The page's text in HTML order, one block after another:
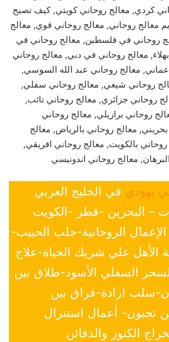
كردي, معالج روحاني كويتي, كيف تصبح
معالج روحاني, معالج روحاني قوي, معالج
روحاني في فلسطين, معالج روحاني في
معالج روحاني في دبي, معالج روحاني
معالج روحاني عبد الله السوسي,
روحاني شيعي, معالج روحاني سفلي,
روحاني جزائري, معالج روحاني تائب,
روحاني برازيلي, معالج روحاني
معالج روحاني بالرياض, معالج
روحاني بالكويت, معالج روحاني افريقي,
معالج روحاني اندونيسي
يهودي في الخليج العربي
– البحرين -قطر -الكويت
الروحانية-جلب الحبيب-
الأهل علي شريك الحياة-علاج
السفلي الأسود-طلاق بين
سلب ارادة-فراق بين
تحبون- أعمال استنزال
الكنوز والدفائن